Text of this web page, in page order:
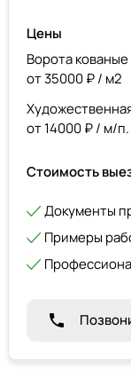
Цены
Ворота кованые
от 35000 ₽ / м2
от 14000 ₽ / м/п.
Стоимость
Документы
Примеры